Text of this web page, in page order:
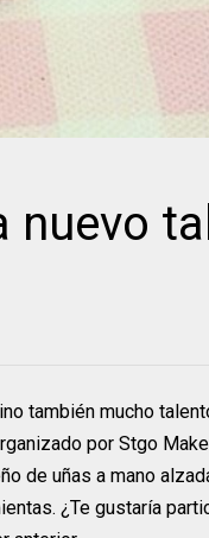
nuevo
también mucho
por Stgo
de uñas a mano
¿Te gustaría